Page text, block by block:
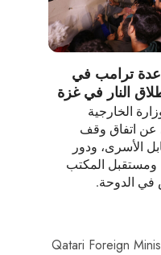
ترامب في
النار في غزة
الخارجية
عن اتفاق وقف
الأسرى، ودور
ومستقبل المكتب
الدوحة.
Qatari Foreign